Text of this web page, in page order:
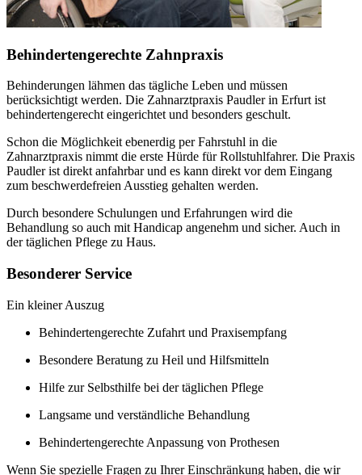
Behindertengerechte Zahnpraxis
Behinderungen lähmen das tägliche Leben und müssen
berücksichtigt werden. Die Zahnarztpraxis Paudler in Erfurt ist
behindertengerecht eingerichtet und besonders geschult.
Schon die Möglichkeit ebenerdig per Fahrstuhl in die
Zahnarztpraxis nimmt die erste Hürde für Rollstuhlfahrer. Die Praxis
Paudler ist direkt anfahrbar und es kann direkt vor dem Eingang
zum beschwerdefreien Ausstieg gehalten werden.
Durch besondere Schulungen und Erfahrungen wird die
Behandlung so auch mit Handicap angenehm und sicher. Auch in
der täglichen Pflege zu Haus.
Besonderer Service
Ein kleiner Auszug
Behindertengerechte Zufahrt und Praxisempfang
Besondere Beratung zu Heil und Hilfsmitteln
Hilfe zur Selbsthilfe bei der täglichen Pflege
Langsame und verständliche Behandlung
Behindertengerechte Anpassung von Prothesen
Wenn Sie spezielle Fragen zu Ihrer Einschränkung haben, die wir